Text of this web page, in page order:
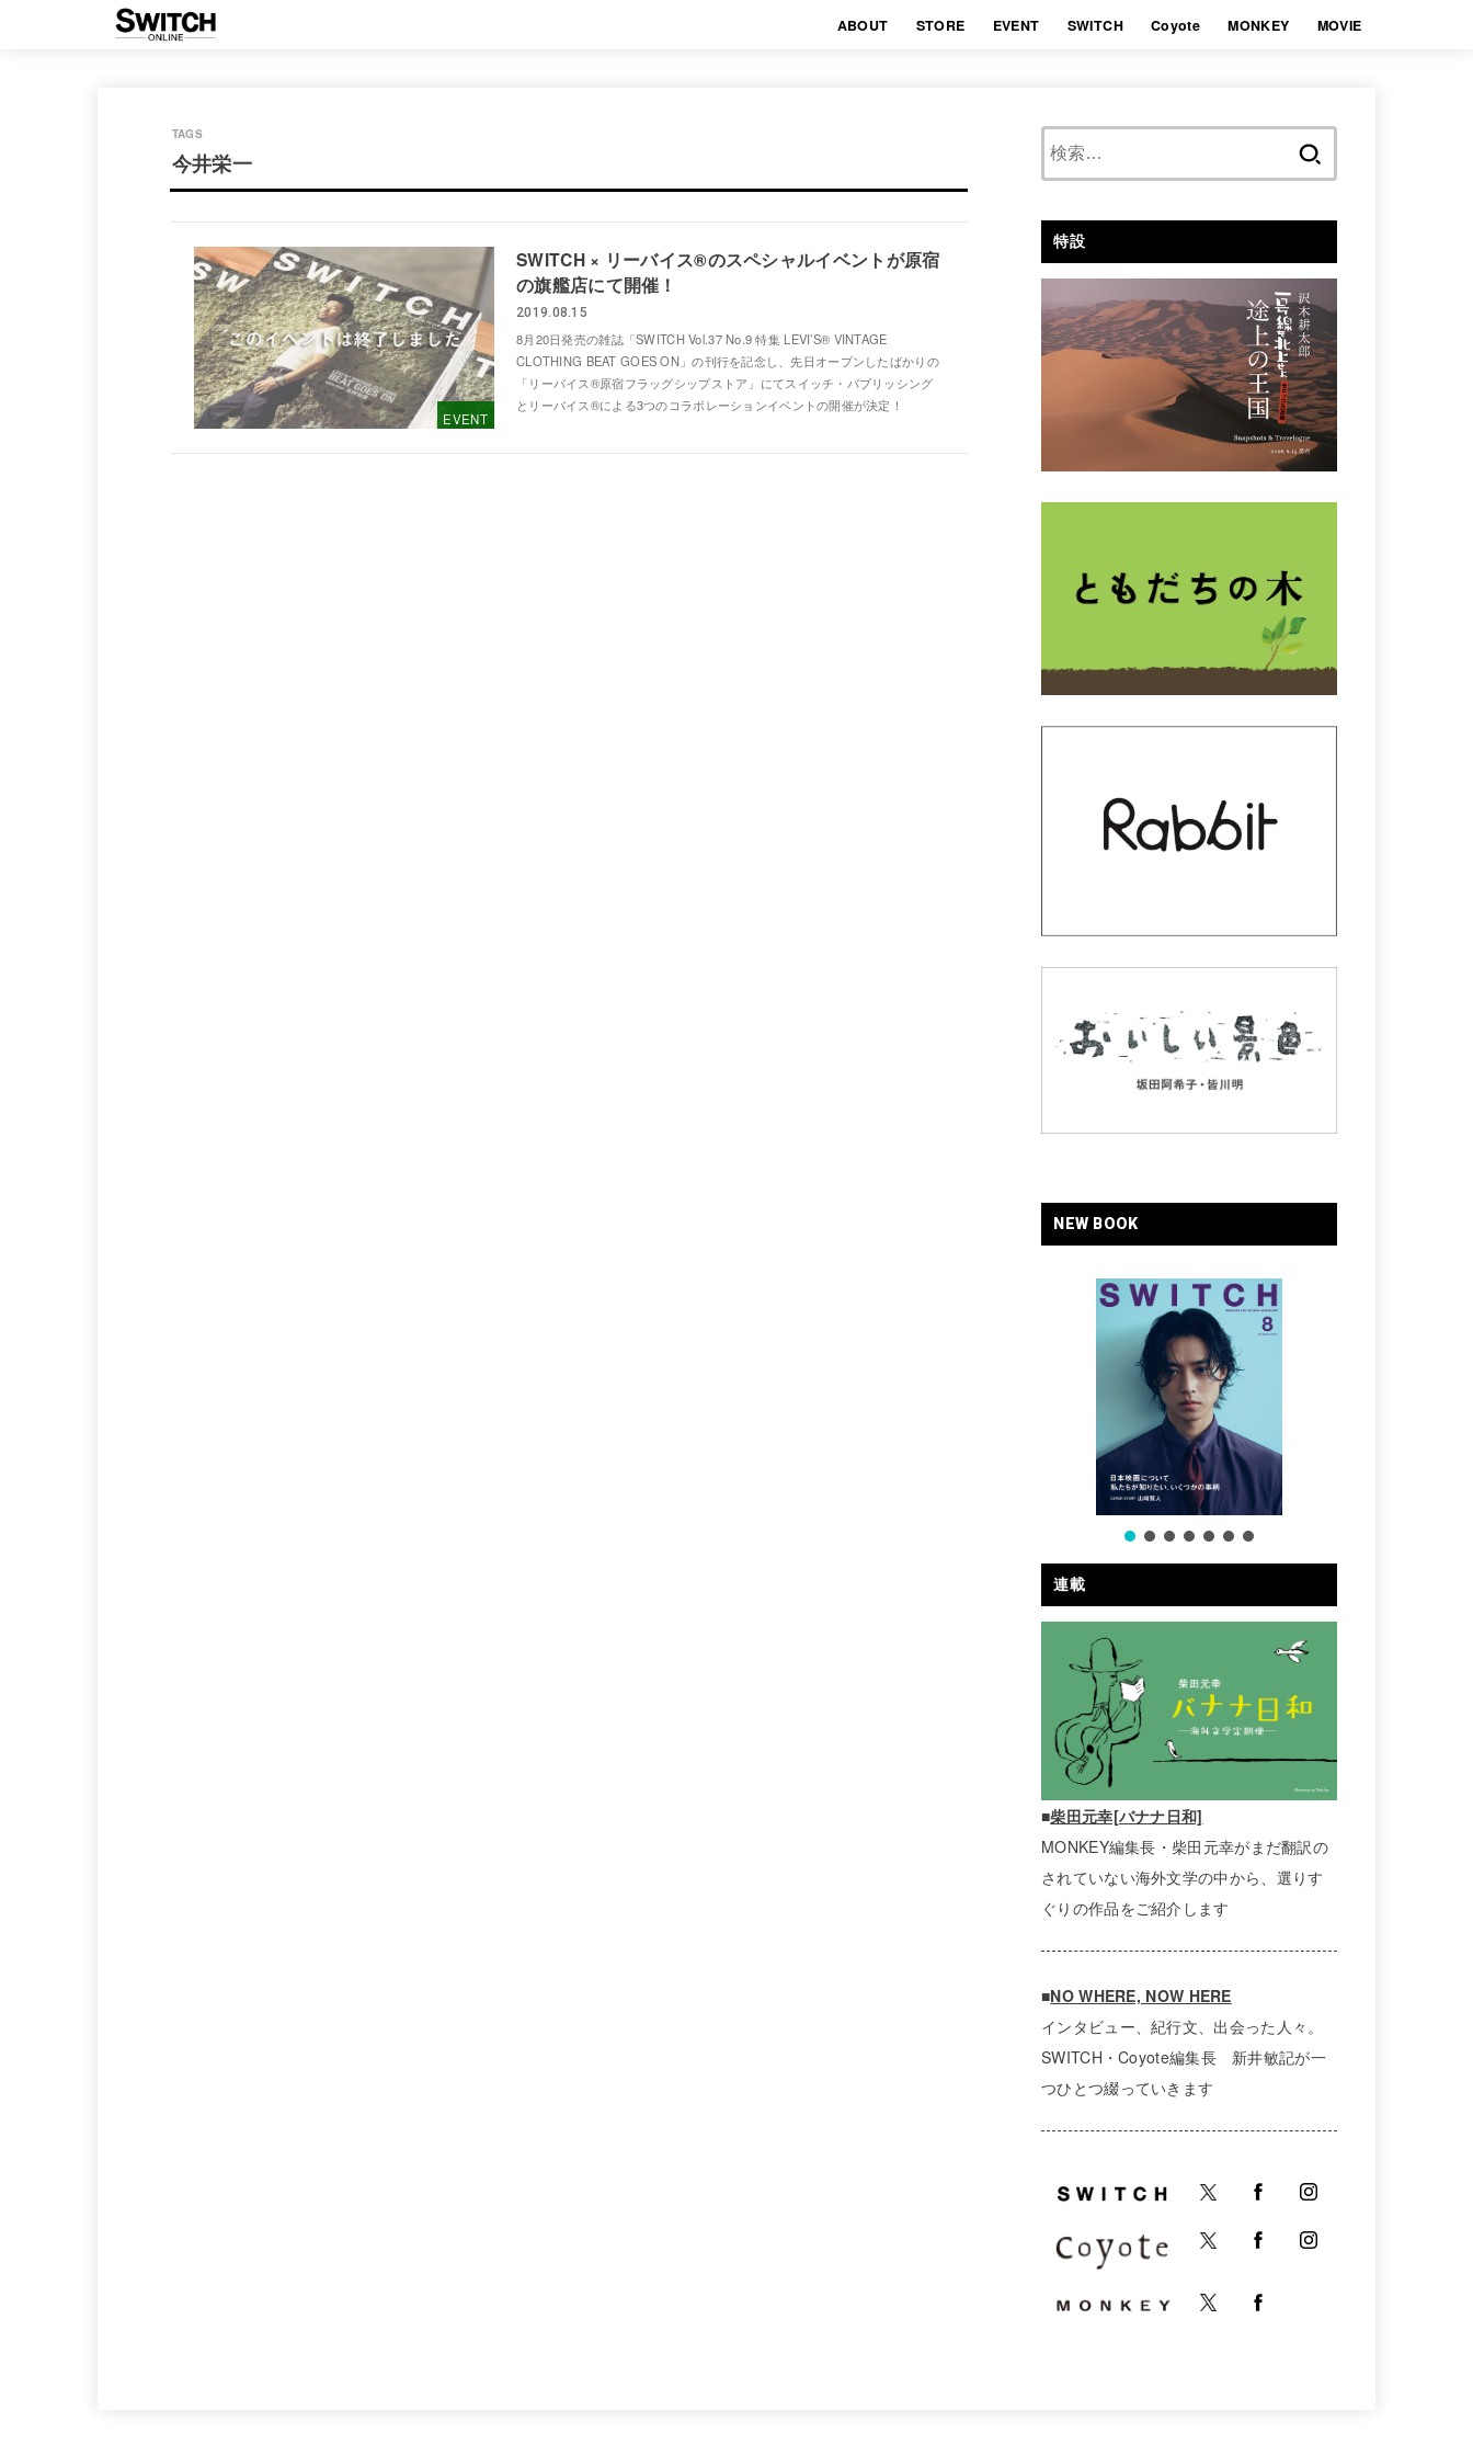
ABOUT STORE EVENT SWITCH Coyote MONKEY MOVIE
今井栄一
EVENT
SWITCH × リーバイス®︎のスペシャルイベントが原宿
の旗艦店にて開催！
2019.08.15
8月20日発売の雑誌「SWITCH Vol.37 No.9 特集 LEVI’S®️ VINTAGE
CLOTHING BEAT GOES ON」の刊行を記念し、先日オープンしたばかりの
「リーバイス®︎原宿フラッグシップストア」にてスイッチ・パブリッシング
とリーバイス®︎による3つのコラボレーションイベントの開催が決定！
特設
NEW BOOK
連載
■柴田元幸[バナナ日和]
MONKEY編集長・柴田元幸がまだ翻訳の
されていない海外文学の中から、選りす
ぐりの作品をご紹介します
■NO WHERE, NOW HERE
インタビュー、紀行文、出会った人々。
SWITCH・Coyote編集長 新井敏記が一
つひとつ綴っていきます